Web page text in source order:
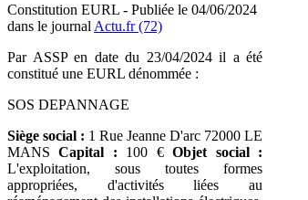
Constitution EURL - Publiée le 04/06/2024
dans le journal Actu.fr (72)
Par ASSP en date du 23/04/2024 il a été
constitué une EURL dénommée :
SOS DEPANNAGE
Siège social : 1 Rue Jeanne D'arc 72000 LE
MANSCapital : 100 €Objet social :
L'exploitation, sous toutes formes
appropriées, d'activités liées au